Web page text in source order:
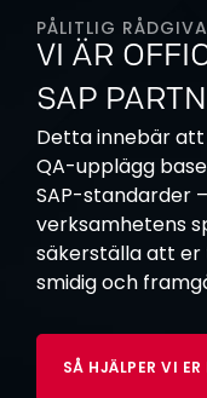
PÅLITLIG
VI ÄR
SAP
Detta innebär att
QA-upplägg
SAP-standarder
verksamhetens
säkerställa att
smidig och
SÅ HJÄLPER VI